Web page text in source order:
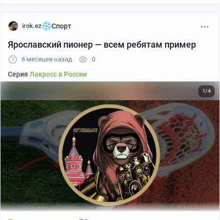
irok.ez Спорт
Ярославский пионер — всем ребятам пример
6 месяцев назад 0
Серия Лакросс в России
1/4